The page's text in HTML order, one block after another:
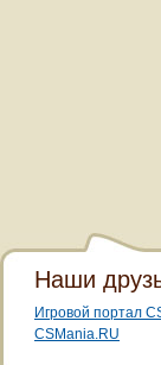
Наши
Игровой портал
CSMania.RU